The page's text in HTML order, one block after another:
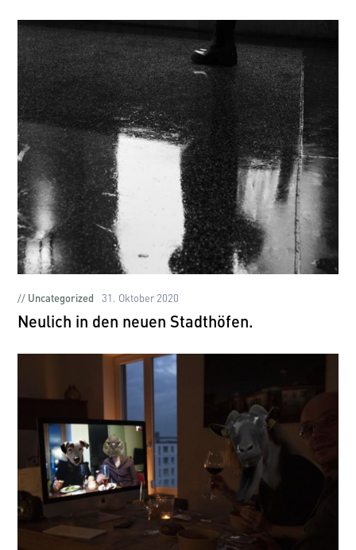
Uncategorized 31. Oktober 2020
Neulich in den neuen Stadthöfen.